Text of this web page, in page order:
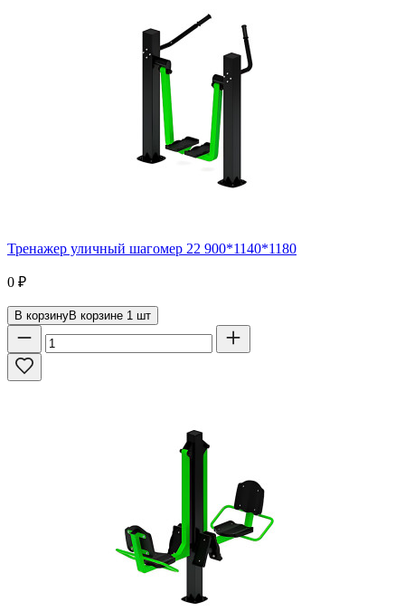
Тренажер уличный шагомер 22 900*1140*1180
0 ₽
В корзинуВ корзине 1 шт